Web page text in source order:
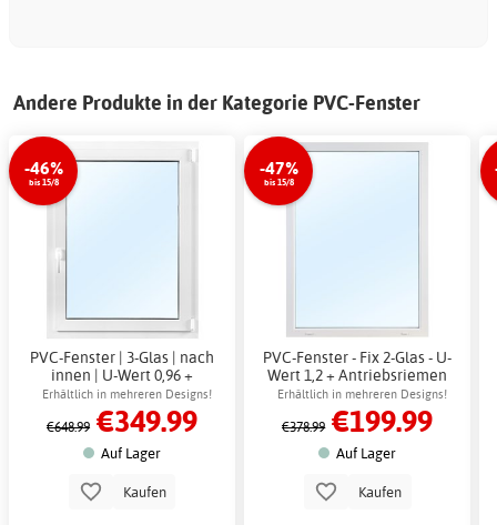
Andere Produkte in der Kategorie PVC-Fenster
-46%
bis 15/8
PVC-Fenster | 3-Glas | nach
innen | U-Wert 0,96 +
Antriebsriemen
Erhältlich in mehreren Designs!
€648.99 €349.99
Auf Lager
Kaufen
-47%
bis 15/8
PVC-Fenster - Fix 2-Glas - U-
Wert 1,2 + Antriebsriemen
Erhältlich in mehreren Designs!
€378.99 €199.99
Auf Lager
Kaufen